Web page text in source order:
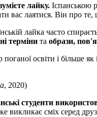
лайку. Іспанською
вас лаятися. Він про
лайка часто
терміни та образи,
освіти і більше
, 2020)
студенти
викликає сміх серед